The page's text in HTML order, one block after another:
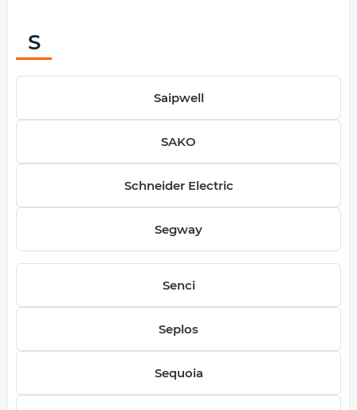
S
Saipwell
SAKO
Schneider Electric
Segway
Senci
Seplos
Sequoia